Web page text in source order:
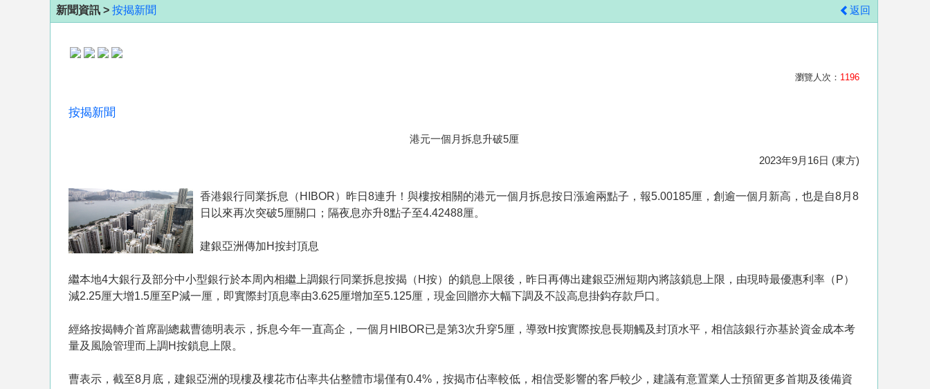
新聞資訊 > 按揭新聞 返回
瀏覽人次： 1196
按揭新聞
港元一個月拆息升破5厘
2023年9月16日 (東方)
香港銀行同業拆息（HIBOR）昨日8連升！與樓按相關的港元一個月拆息按日漲逾兩點子，報5.00185厘，創逾一個月新高，也是自8月8
日以來再次突破5厘關口；隔夜息亦升8點子至4.42488厘。
建銀亞洲傳加H按封頂息
繼本地4大銀行及部分中小型銀行於本周內相繼上調銀行同業拆息按揭（H按）的鎖息上限後，昨日再傳出建銀亞洲短期內將該鎖息上限，由現時最優惠利率（P）
減2.25厘大增1.5厘至P減一厘，即實際封頂息率由3.625厘增加至5.125厘，現金回贈亦大幅下調及不設高息掛鈎存款戶口。
經絡按揭轉介首席副總裁曹德明表示，拆息今年一直高企，一個月HIBOR已是第3次升穿5厘，導致H按實際按息長期觸及封頂水平，相信該銀行亦基於資金成本考
量及風險管理而上調H按鎖息上限。
曹表示，截至8月底，建銀亞洲的現樓及樓花市佔率共佔整體市場僅有0.4%，按揭市佔率較低，相信受影響的客戶較少，建議有意置業人士預留更多首期及後備資